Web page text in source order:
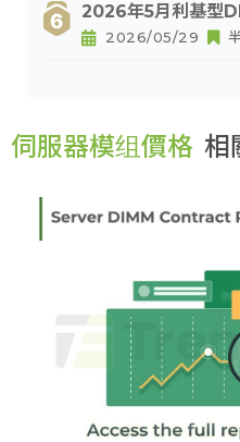
2026年5月利基型
2026/05/29
伺服器模组價格 相